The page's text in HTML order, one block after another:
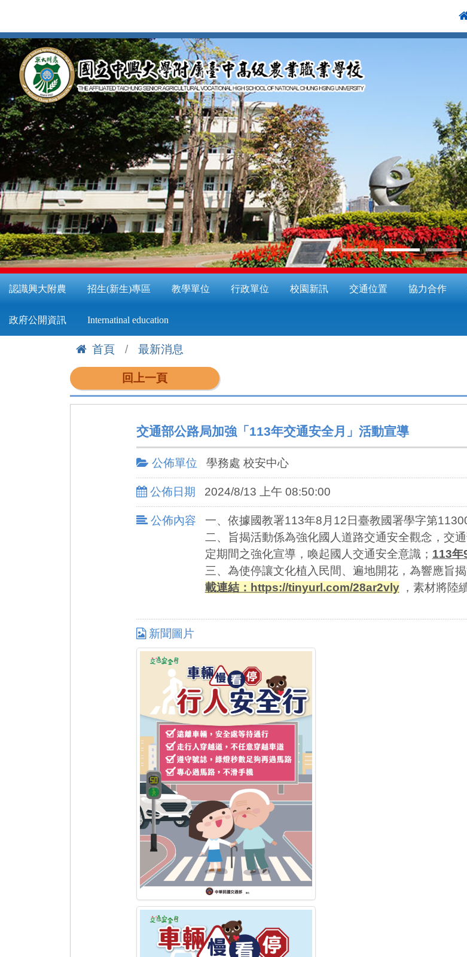
到
主
要
內
容
區
認識興大附農 招生(新生)專區 教學單位 行政單位 校園新訊 交通位置 協力合作
政府公開資訊 Internatinal education
首頁
最新消息
回上一頁
交通部公路局加強「113年交通安全月」活動宣導
公佈單位 學務處 校安中心
公佈日期 2024/8/13 上午 08:50:00
公佈內容
一、依據國教署113年8月12日臺教國署學字第
二、旨揭活動係為強化國人道路交通安全觀念，交
定期間之強化宣導，喚起國人交通安全意識； 113年
三、為使停讓文化植入民間、遍地開花，為響應旨
載連結：https://tinyurl.com/28ar2vly ，素材將陸
新聞圖片